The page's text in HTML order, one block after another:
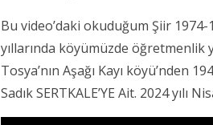
Bu video’daki okuduğum Şiir 1974-
yıllarında köyümüzde öğretmenlik
Tosya’nın Aşağı Kayı köyü’nden
Sadık SERTKALE’YE Ait. 2024